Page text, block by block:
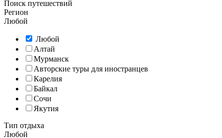
Поиск путешествий
Регион
Любой
Любой
Алтай
Мурманск
Авторские туры для иностранцев
Карелия
Байкал
Сочи
Якутия
Тип отдыха
Любой